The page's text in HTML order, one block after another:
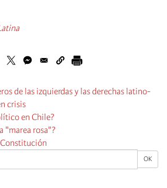
OK
de las izquierdas y las derechas latino-
crisis
en Chile?
"marea rosa"?